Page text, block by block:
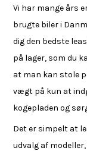
Vi har mange års
brugte biler i
dig den bedste
på lager, som du
at man kan stole
vægt på kun at
kogepladen og
Det er simpelt at
udvalg af